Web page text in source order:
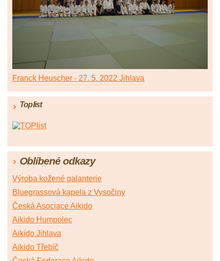
Franck Heuscher - 27. 5. 2022 Jihlava
Toplist
Oblíbené odkazy
Výroba kožené galanterie
Bluegrassová kapela z Vysočiny
Česká Asociace Aikido
Aikido Humpolec
Aikido Jihlava
Aikido Třebíč